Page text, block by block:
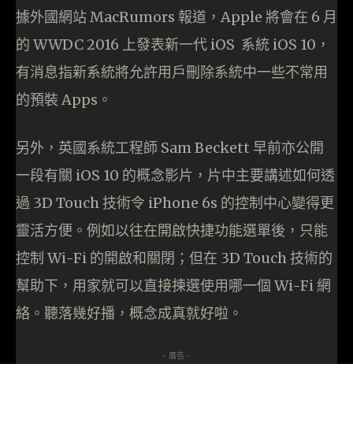
據外國網站 MacRumors 報道，Apple 將會在 6 月
的 WWDC 2016 上發表新一代 iOS 系統 iOS 10，
有消息指新系統將允許用戶刪除系統中一些不常用
的預裝 Apps。
另外，英國系統工程師 Sam Beckett 早前亦公開
一段有關 iOS 10 的概念影片，片中主要講述如何透
過 3D Touch 技術令 iPhone 6s 的控制中心變得更
靈活方便。例如以往在開啟快捷功能選單後，只能
控制 Wi-Fi 的開啟和關閉；但在 3D Touch 技術的
幫助下，用家就可以直接揀選使用哪一個 Wi-Fi 網
絡。聽落幾好播，概念成真就好啦。
- 廣告 -